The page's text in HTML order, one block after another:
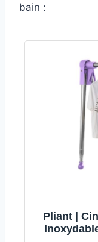
bain :
Pliant |